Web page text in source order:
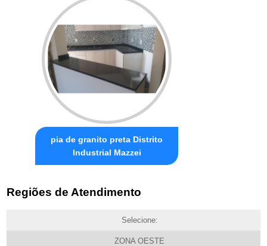
pia de granito preta Distrito
Industrial Mazzei
Regiões de Atendimento
Selecione:
ZONA OESTE